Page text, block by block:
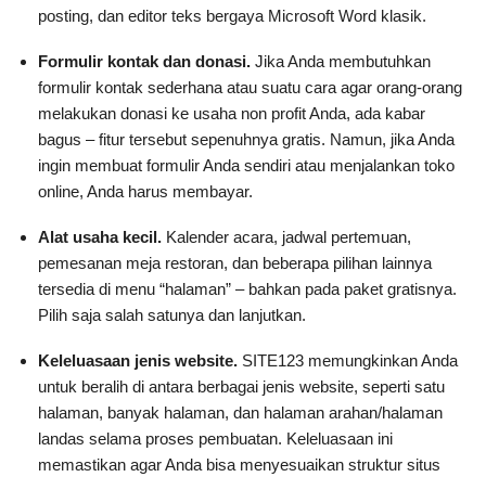
posting, dan editor teks bergaya Microsoft Word klasik.
Formulir kontak dan donasi. Jika Anda membutuhkan
formulir kontak sederhana atau suatu cara agar orang-orang
melakukan donasi ke usaha non profit Anda, ada kabar
bagus – fitur tersebut sepenuhnya gratis. Namun, jika Anda
ingin membuat formulir Anda sendiri atau menjalankan toko
online, Anda harus membayar.
Alat usaha kecil. Kalender acara, jadwal pertemuan,
pemesanan meja restoran, dan beberapa pilihan lainnya
tersedia di menu “halaman” – bahkan pada paket gratisnya.
Pilih saja salah satunya dan lanjutkan.
Keleluasaan jenis website. SITE123 memungkinkan Anda
untuk beralih di antara berbagai jenis website, seperti satu
halaman, banyak halaman, dan halaman arahan/halaman
landas selama proses pembuatan. Keleluasaan ini
memastikan agar Anda bisa menyesuaikan struktur situs